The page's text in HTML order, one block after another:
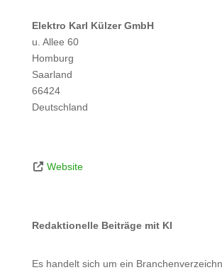
Elektro Karl Külzer GmbH
u. Allee 60
Homburg
Saarland
66424
Deutschland
Website
Redaktionelle Beiträge mit KI
Es handelt sich um ein